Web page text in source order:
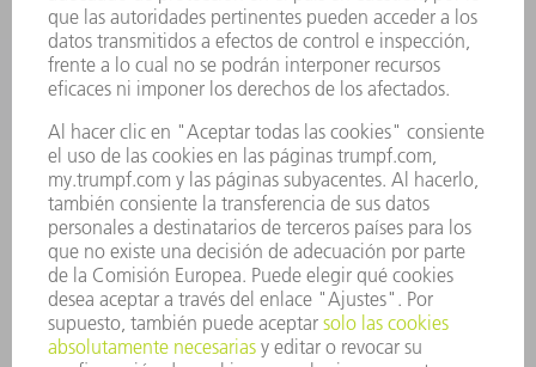
EMPRESA
CARRERA PROFESIONAL
OFERTAS DE TRABAJO
PERFIL DE LA EMPRESA
INFORME ANUAL
PRINCIPIOS CORPORATIVOS
CUMPLIMIENTO
SISTEMA DE INFORMADORES
SEGURIDAD
COMUNICADOS DE PRENSA
REVISTAS
SOSTENIBILIDAD
MEDIO AMBIENTE Y CLIMA
SOCIEDAD Y EMPRESA